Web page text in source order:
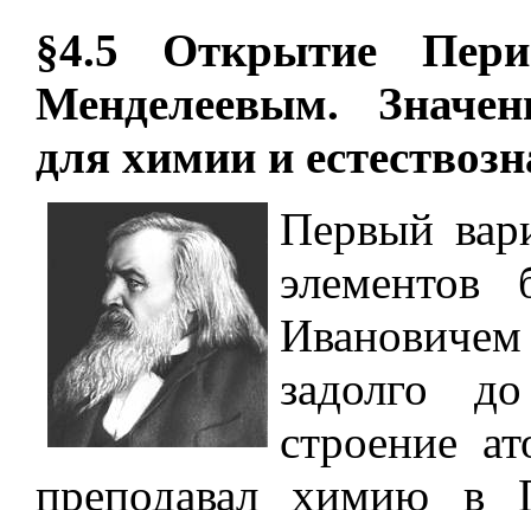
§4.5 Открытие
Менделеевым.
для химии и
Первый
элементов
задолго
строение
преподавал химию в